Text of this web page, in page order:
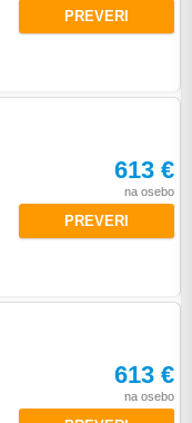
PREVERI
613 €
na osebo
PREVERI
613 €
na osebo